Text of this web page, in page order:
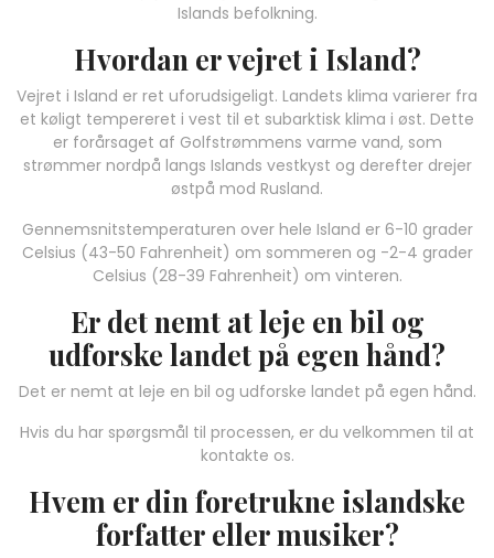
Islands befolkning.
Hvordan er vejret i Island?
Vejret i Island er ret uforudsigeligt. Landets klima varierer fra
et køligt tempereret i vest til et subarktisk klima i øst. Dette
er forårsaget af Golfstrømmens varme vand, som
strømmer nordpå langs Islands vestkyst og derefter drejer
østpå mod Rusland.
Gennemsnitstemperaturen over hele Island er 6-10 grader
Celsius (43-50 Fahrenheit) om sommeren og -2-4 grader
Celsius (28-39 Fahrenheit) om vinteren.
Er det nemt at leje en bil og
udforske landet på egen hånd?
Det er nemt at leje en bil og udforske landet på egen hånd.
Hvis du har spørgsmål til processen, er du velkommen til at
kontakte os.
Hvem er din foretrukne islandske
forfatter eller musiker?